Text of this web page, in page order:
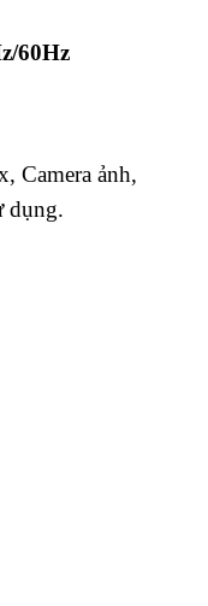
60Hz
ảnh,
dụng.